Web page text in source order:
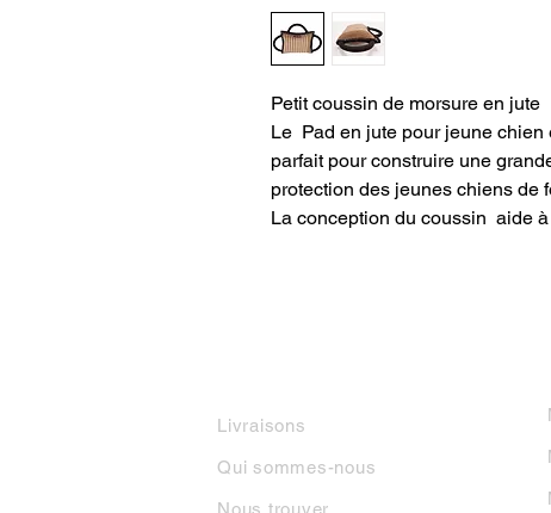
Petit coussin de morsure en jute
Le Pad en jute pour jeune
parfait pour construire une
protection des jeunes chiens de
La conception du coussin aide
Livraisons
Qui sommes-nous